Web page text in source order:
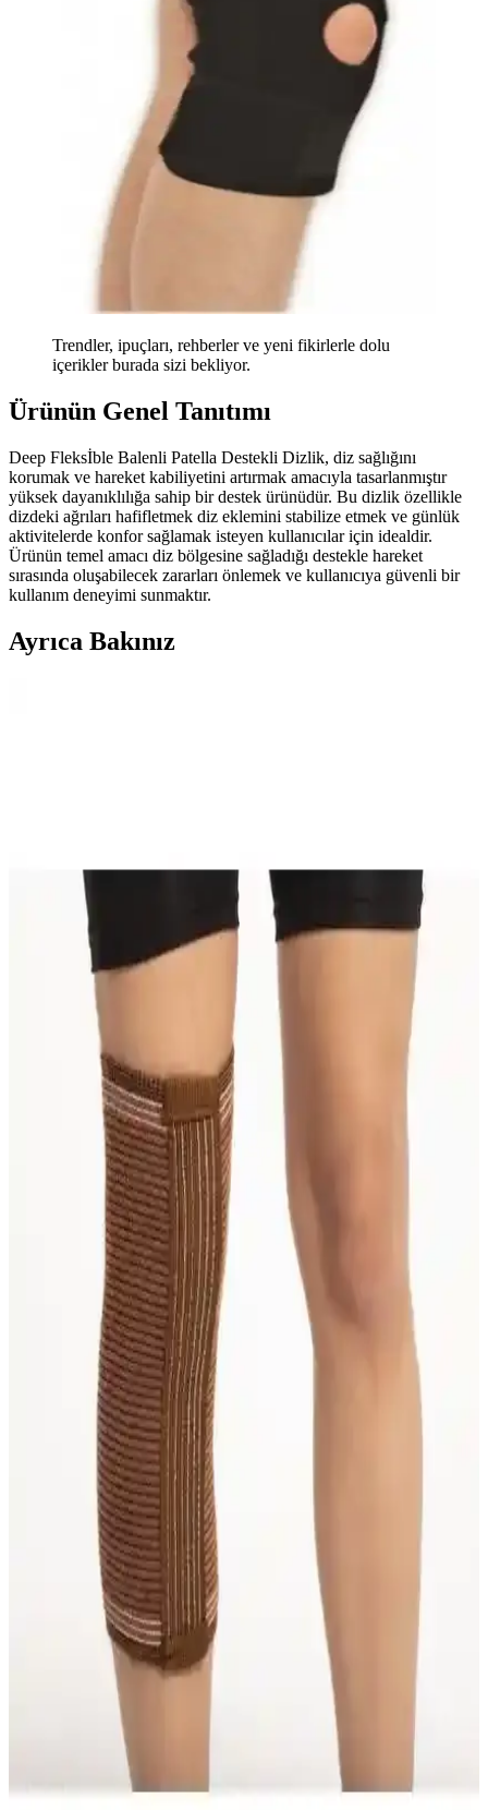
Trendler, ipuçları, rehberler ve yeni fikirlerle dolu
içerikler burada sizi bekliyor.
Ürünün Genel Tanıtımı
Deep Fleksİble Balenli Patella Destekli Dizlik, diz sağlığını
korumak ve hareket kabiliyetini artırmak amacıyla tasarlanmıştır
yüksek dayanıklılığa sahip bir destek ürünüdür. Bu dizlik özellikle
dizdeki ağrıları hafifletmek diz eklemini stabilize etmek ve günlük
aktivitelerde konfor sağlamak isteyen kullanıcılar için idealdir.
Ürünün temel amacı diz bölgesine sağladığı destekle hareket
sırasında oluşabilecek zararları önlemek ve kullanıcıya güvenli bir
kullanım deneyimi sunmaktır.
Ayrıca Bakınız
Lyon Deve Tüyü Dizlik Çift 37-40 cm: Diz Destek ve
Konfor İçin Yüksek Kalite Çözüm
Yüksek kaliteli malzemeden üretilmiş, sıcak tutan ve antibakteriyel
özellikleriyle dizinizi destekleyen Lyon Deve Tüyü Dizlik Çiftini
kullanarak hareket özgürlüğünüzü artırın.
Morsa Cyberg Patella Destekli Neopren Dizlik: Diz
Sağlığı İçin Güvenilir ve Konforlu Çözüm
Yüksek kaliteli neopren malzemeden üretilmiş, patella desteği ve
hava gözenekleriyle konfor sunan bu dizlik, diz ağrılarını hafifletir
ve günlük yaşamda rahatlık sağlar.
Deep Fleksible Balenli Patella Destekli Dizlik: Diz
Sağlığı ve Hareket Özgürlüğü İçin İnceleme
Deep Fleksible balenli patella destekli dizlik, diz stabilitesi ve konfor
sağlayarak ağrıları hafifletir, spor ve günlük kullanım için ideal bir
destek ürünüdür.
Flexy Medical Yün Dizlikler Karşılaştırması:
Malzeme, Konfor ve Kullanıcı Yorumları
İki farklı Flexy Medical yün dizlik ürününü malzeme, konfor ve
kullanıcı geri bildirimleriyle karşılaştırıyoruz. Hangi dizlik daha
uygun ve dayanıklı, detaylar burada.
Deve Tüyü Yün Dizlikleri Karşılaştırması: Katmirra
ve S&D Ürünlerinin Özellikleri ve Kullanıcı
Yorumları
İki deve tüyü yün dizlik ürününü detaylı karşılaştırıyoruz. Malzeme,
kullanım deneyimi ve dayanıklılık gibi kriterlerle ürünlerin avantaj
ve dezavantajlarını keşfedin.
Case KB-314 Patella Destekli Örme Dizlik İnceleme
ve Tasarım Analizi ve Kullanım İncelemesi
Case KB-314 Patella Destekli Örme Dizlik, patella çevresine odaklı
destekli tasarımıyla diz stabilitesini artırırken, dikişsiz yüzey ve arka
kısımda gevşek dokuma ile uzun süreli konfor ve hafif basınç
dağılımı sağlar. Beden seçimi diz çevresi ölçüsüne göre yapılır ve
kullanıcıya güvenli uyum sunar.